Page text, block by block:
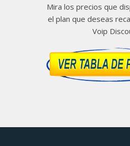
Mira los precios que
el plan que deseas
Voip